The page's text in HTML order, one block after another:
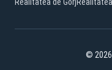
© 2026